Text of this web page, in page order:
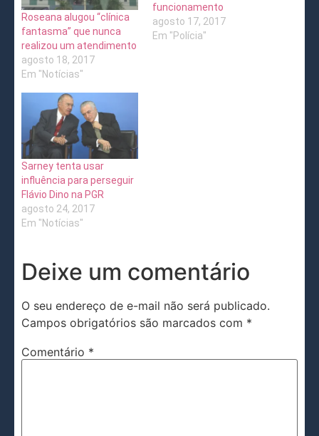
Roseana alugou “clínica
fantasma” que nunca
realizou um atendimento
agosto 18, 2017
Em "Notícias"
funcionamento
agosto 17, 2017
Em "Polícia"
Sarney tenta usar
influência para perseguir
Flávio Dino na PGR
agosto 24, 2017
Em "Notícias"
Deixe um comentário
O seu endereço de e-mail não será publicado.
Campos obrigatórios são marcados com *
Comentário *